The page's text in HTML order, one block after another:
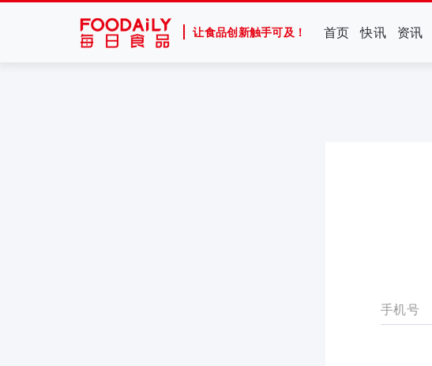
让食品创新触手可及！ 首页 快讯 资讯
手机号